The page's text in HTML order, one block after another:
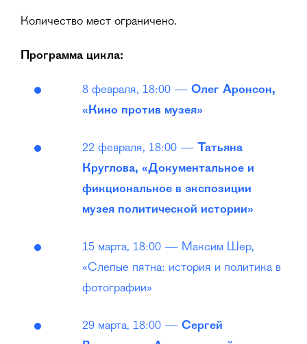
Количество мест ограничено.
Программа цикла:
8 февраля, 18:00 — Олег Аронсон,
«Кино против музея»
22 февраля, 18:00 — Татьяна
Круглова, «Документальное и
фикциональное в экспозиции
музея политической истории»
15 марта, 18:00 — Максим Шер,
«Слепые пятна: история и политика в
фотографии»
29 марта, 18:00 — Сергей